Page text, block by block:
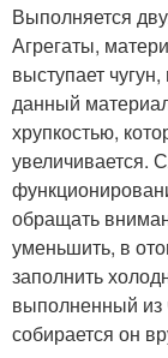
Выполняется
Агрегаты,
выступает
данный
хрупкостью,
увеличивается.
обращать
уменьшить, в
заполнить
выполненный из
собирается он